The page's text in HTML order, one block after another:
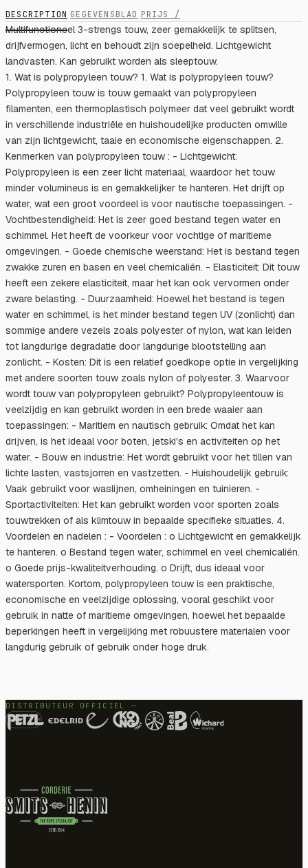
DESCRIPTION GEGEVENSBLAD PRIJS /
Multifunctioneel 3-strengs touw, zeer gemakkelijk te splitsen,
drijfvermogen, licht en behoudt zijn soepelheid. Lichtgewicht
landvasten. Kan gebruikt worden als sleeptouw.
1. Wat is polypropyleen touw? 1. Wat is polypropyleen touw?
Polypropyleen touw is touw gemaakt van polypropyleen
filamenten, een thermoplastisch polymeer dat veel gebruikt wordt
in verschillende industriële en huishoudelijke producten omwille
van zijn lichtgewicht, taaie en economische eigenschappen. 2.
Kenmerken van polypropyleen touw : - Lichtgewicht:
Polypropyleen is een zeer licht materiaal, waardoor het touw
minder volumineus is en gemakkelijker te hanteren. Het drijft op
water, wat een groot voordeel is voor nautische toepassingen. -
Vochtbestendigheid: Het is zeer goed bestand tegen water en
schimmel. Het heeft de voorkeur voor vochtige of maritieme
omgevingen. - Goede chemische weerstand: Het is bestand tegen
zwakke zuren en basen en veel chemicaliën. - Elasticiteit: Dit touw
heeft een zekere elasticiteit, maar het kan ook vervormen onder
zware belasting. - Duurzaamheid: Hoewel het bestand is tegen
water en schimmel, is het minder bestand tegen UV (zonlicht) dan
sommige andere vezels zoals polyester of nylon, wat kan leiden
tot langdurige degradatie door langdurige blootstelling aan
zonlicht. - Kosten: Dit is een relatief goedkope optie in vergelijking
met andere soorten touw zoals nylon of polyester. 3. Waarvoor
wordt touw van polypropyleen gebruikt? Polypropyleentouw is
veelzijdig en kan gebruikt worden in een brede waaier aan
toepassingen: - Maritiem en nautisch gebruik: Omdat het kan
drijven, is het ideaal voor boten, jetski's en activiteiten op het
water. - Bouw en industrie: Het wordt gebruikt voor het tillen van
lichte lasten, vastsjorren en vastzetten. - Huishoudelijk gebruik:
Vaak gebruikt voor waslijnen, omheiningen en tuinieren. -
Sportactiviteiten: Het kan gebruikt worden voor sporten zoals
touwtrekken of als klimtouw in bepaalde specifieke situaties. 4.
Voordelen en nadelen : - Voordelen : o Lichtgewicht en gemakkelijk
te hanteren. o Bestand tegen water, schimmel en veel chemicaliën.
o Goede prijs-kwaliteitverhouding. o Drijft, dus ideaal voor
watersporten. Kortom, polypropyleen touw is een praktische,
economische en veelzijdige oplossing, vooral geschikt voor
gebruik in natte of maritieme omgevingen, hoewel het bepaalde
beperkingen heeft in vergelijking met robuustere materialen voor
langdurig gebruik of gebruik onder hoge druk.
DISTRIBUTEUR OFFICIEL —